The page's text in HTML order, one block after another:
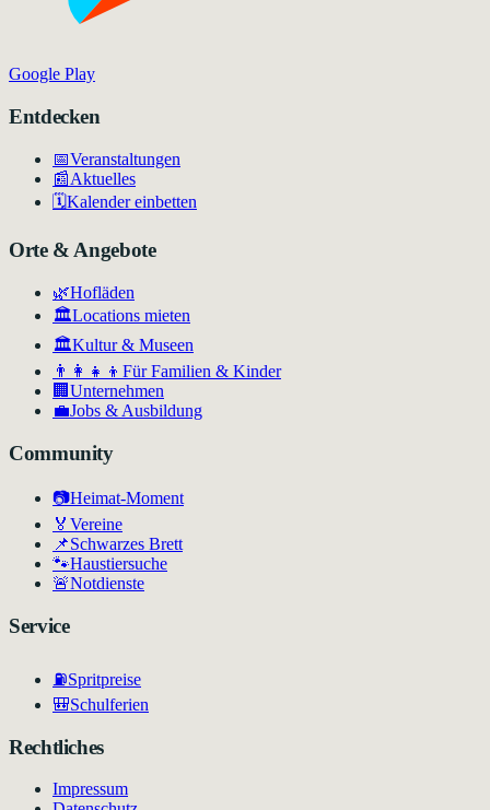
Google Play
Entdecken
📅Veranstaltungen
📰Aktuelles
🗓️Kalender einbetten
Orte & Angebote
🌿Hofläden
🏛️Locations mieten
🏛Kultur & Museen
👨‍👩‍👧‍👦 Für Familien & Kinder
🏢 Unternehmen
💼Jobs & Ausbildung
Community
📷Heimat-Moment
🏅 Vereine
📌Schwarzes Brett
🐾Haustiersuche
🚨Notdienste
Service
⛽Spritpreise
🎒Schulferien
Rechtliches
Impressum